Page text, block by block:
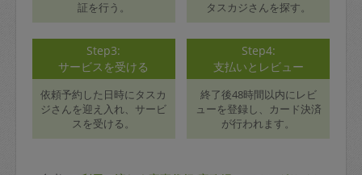
証を行う。
タスカジさんを探す。
Step3:
サービスを受ける
依頼予約した日時にタスカ
ジさんを迎え入れ、サービ
スを受ける。
Step4:
支払いとレビュー
終了後48時間以内にレビ
ューを登録し、カード決済
が行われます。